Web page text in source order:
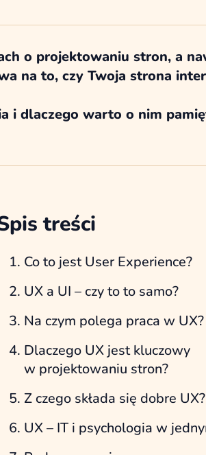
o projektowaniu stron, a
na to, czy Twoja strona
i dlaczego warto o nim
treści
Co to jest User Experience?
UX a UI – czy to to samo?
Na czym polega praca w UX?
Dlaczego UX jest kluczowy
w projektowaniu stron?
Z czego składa się dobre UX?
UX – IT i psychologia w